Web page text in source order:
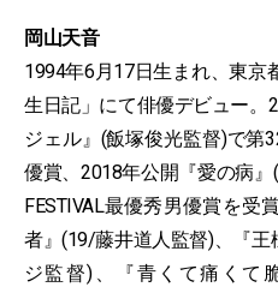
岡山天音
1994年6月17日生まれ、東京
生日記」にて俳優デビュー。
ジェル』(飯塚俊光監督)で第
優賞、2018年公開『愛の病
FESTIVAL最優秀男優賞を
者』(19/藤井道人監督)、『
ジ監督)、『青くて痛くて